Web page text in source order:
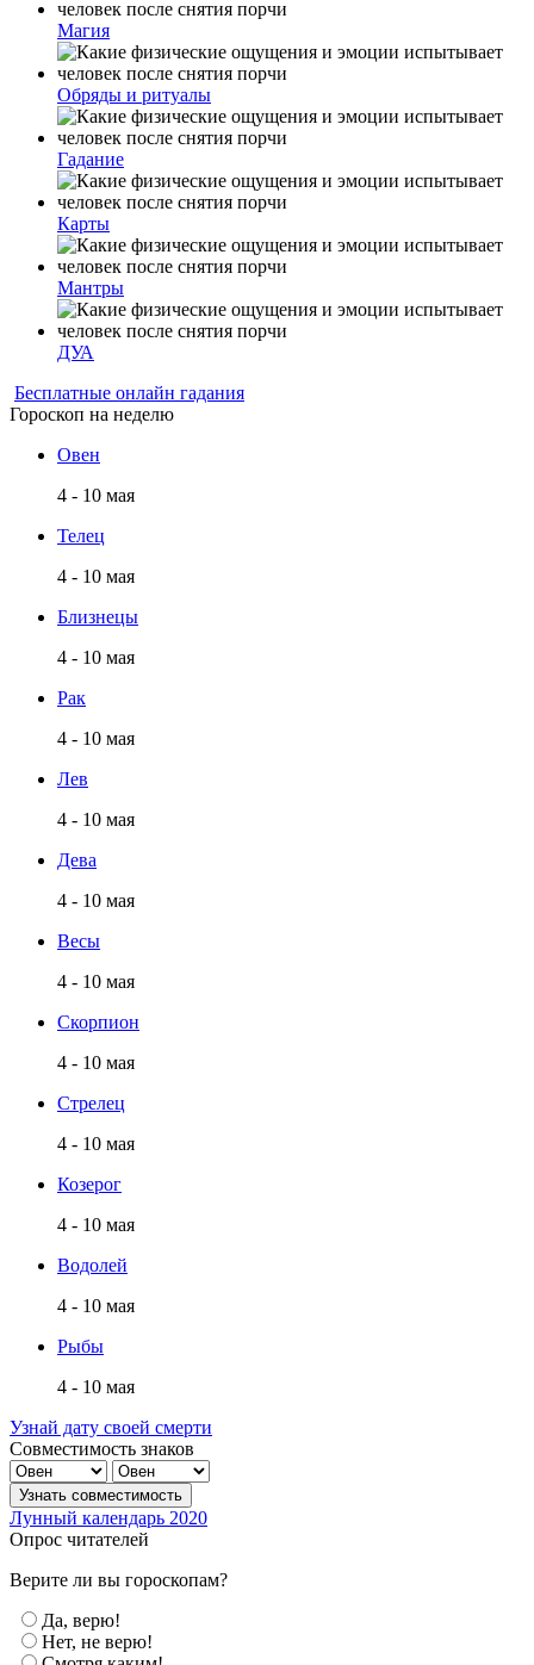
Магия
Обряды и ритуалы
Гадание
Карты
Мантры
ДУА
Бесплатные онлайн гадания
Гороскоп на неделю
Овен
4 - 10 мая
Телец
4 - 10 мая
Близнецы
4 - 10 мая
Рак
4 - 10 мая
Лев
4 - 10 мая
Дева
4 - 10 мая
Весы
4 - 10 мая
Скорпион
4 - 10 мая
Стрелец
4 - 10 мая
Козерог
4 - 10 мая
Водолей
4 - 10 мая
Рыбы
4 - 10 мая
Узнай дату своей смерти
Совместимость знаков
Лунный календарь 2020
Опрос читателей
Верите ли вы гороскопам?
Да, верю!
Нет, не верю!